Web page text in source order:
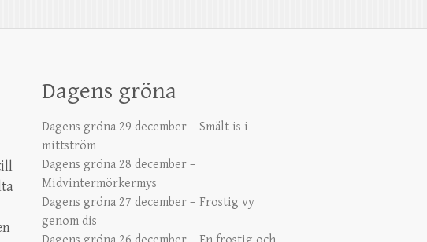
Dagens gröna
Dagens gröna 29 december – Smält is i
mittström
Dagens gröna 28 december –
Midvintermörkermys
Dagens gröna 27 december – Frostig vy
genom dis